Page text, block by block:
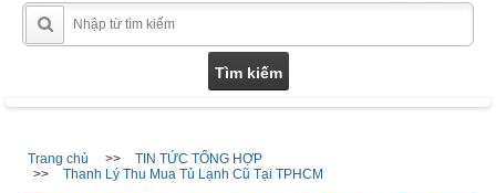
Trang chủ
TIN TỨC TỔNG HỢP
Thanh Lý Thu Mua Tủ Lạnh Cũ Tại TPHCM